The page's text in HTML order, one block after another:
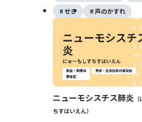
重症時は早急な受診が必要です。
せき
声のかすれ
ニューモシスチス肺炎
ちすはいえん